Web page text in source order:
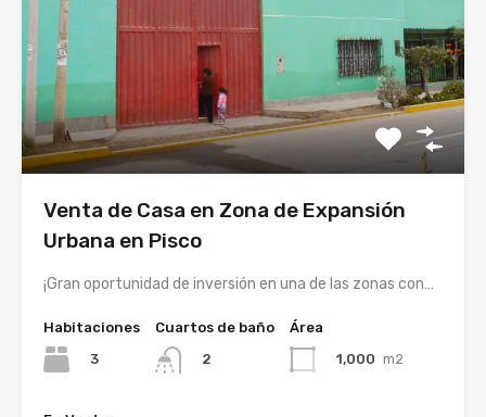
Venta de Casa en Zona de Expansión
Urbana en Pisco
¡Gran oportunidad de inversión en una de las zonas con…
Habitaciones
3
Cuartos de baño
2
Área
1,000 m2